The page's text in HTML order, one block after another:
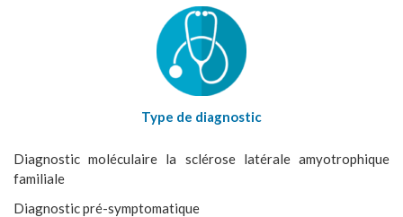
Type de diagnostic
Diagnostic moléculaire la sclérose latérale amyotrophique
familiale
Diagnostic pré-symptomatique